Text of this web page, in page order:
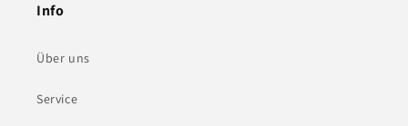
Info
Über uns
Service